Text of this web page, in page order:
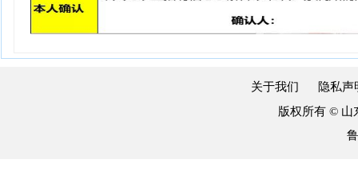
关于我们
隐私声
版权所有 © 山